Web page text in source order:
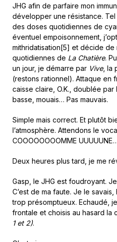
JHG afin de parfaire mon
développer une résistance. Tel
des doses quotidiennes de
éventuel empoisonnement,
mithridatisation[5] et décide de
quotidiennes de La Chatière.
un jour, je démarre par Vive, la
(restons rationnel). Attaque en
caisse claire, O.K., doublée
basse, mouais… Pas mauvais.
Simple mais correct. Et plutôt
l’atmosphère. Attendons le
COOOOOOOOMME UUUUUNE…
Deux heures plus tard, je me
Gasp, le JHG est foudroyant.
C’est de ma faute. Je le savais,
trop présomptueux. Echaudé,
frontale et choisis au hasard la
1 et 2).